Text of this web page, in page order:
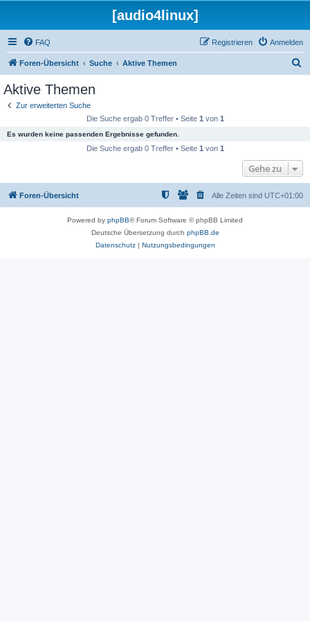
[audio4linux]
FAQ Anmelden
Registrieren
Foren-Übersicht Suche Aktive Themen
Aktive Themen
Zur erweiterten Suche
Die Suche ergab 0 Treffer • Seite 1 von 1
Es wurden keine passenden Ergebnisse gefunden.
Die Suche ergab 0 Treffer • Seite 1 von 1
Gehe zu
Foren-Übersicht Alle Zeiten sind UTC+01:00
Powered by phpBB® Forum Software © phpBB Limited
Deutsche Übersetzung durch phpBB.de
Datenschutz| Nutzungsbedingungen